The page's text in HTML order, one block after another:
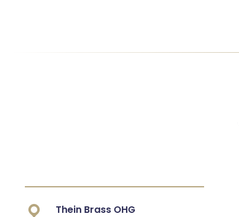
Thein Brass OHG